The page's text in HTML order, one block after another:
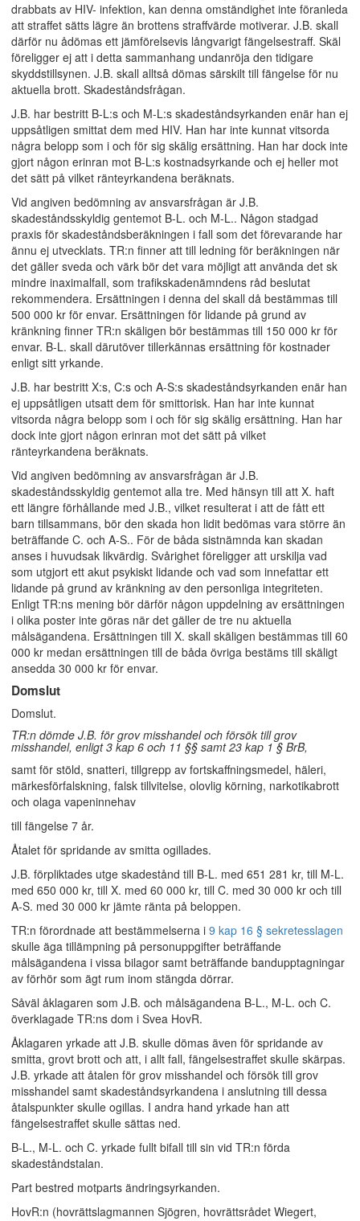
drabbats av HIV- infektion, kan denna omständighet inte föranleda
att straffet sätts lägre än brottens straffvärde motiverar. J.B. skall
därför nu ådömas ett jämförelsevis långvarigt fängelsestraff. Skäl
föreligger ej att i detta sammanhang undanröja den tidigare
skyddstillsynen. J.B. skall alltså dömas särskilt till fängelse för nu
aktuella brott. Skadeståndsfrågan.
J.B. har bestritt B-L:s och M-L:s skadeståndsyrkanden enär han ej
uppsåtligen smittat dem med HIV. Han har inte kunnat vitsorda
några belopp som i och för sig skälig ersättning. Han har dock inte
gjort någon erinran mot B-L:s kostnadsyrkande och ej heller mot
det sätt på vilket ränteyrkandena beräknats.
Vid angiven bedömning av ansvarsfrågan är J.B.
skadeståndsskyldig gentemot B-L. och M-L.. Någon stadgad
praxis för skadeståndsberäkningen i fall som det förevarande har
ännu ej utvecklats. TR:n finner att till ledning för beräkningen när
det gäller sveda och värk bör det vara möjligt att använda det sk
mindre inaximalfall, som trafikskadenämndens råd beslutat
rekommendera. Ersättningen i denna del skall då bestämmas till
500 000 kr för envar. Ersättningen för lidande på grund av
kränkning finner TR:n skäligen bör bestämmas till 150 000 kr för
envar. B-L. skall därutöver tillerkännas ersättning för kostnader
enligt sitt yrkande.
J.B. har bestritt X:s, C:s och A-S:s skadeståndsyrkanden enär han
ej uppsåtligen utsatt dem för smittorisk. Han har inte kunnat
vitsorda några belopp som i och för sig skälig ersättning. Han har
dock inte gjort någon erinran mot det sätt på vilket
ränteyrkandena beräknats.
Vid angiven bedömning av ansvarsfrågan är J.B.
skadeståndsskyldig gentemot alla tre. Med hänsyn till att X. haft
ett längre förhållande med J.B., vilket resulterat i att de fått ett
barn tillsammans, bör den skada hon lidit bedömas vara större än
beträffande C. och A-S.. För de båda sistnämnda kan skadan
anses i huvudsak likvärdig. Svårighet föreligger att urskilja vad
som utgjort ett akut psykiskt lidande och vad som innefattar ett
lidande på grund av kränkning av den personliga integriteten.
Enligt TR:ns mening bör därför någon uppdelning av ersättningen
i olika poster inte göras när det gäller de tre nu aktuella
målsägandena. Ersättningen till X. skall skäligen bestämmas till 60
000 kr medan ersättningen till de båda övriga bestäms till skäligt
ansedda 30 000 kr för envar.
Domslut
Domslut.
TR:n dömde J.B. för grov misshandel och försök till grov
misshandel, enligt 3 kap 6 och 11 §§ samt 23 kap 1 § BrB,
samt för stöld, snatteri, tillgrepp av fortskaffningsmedel, häleri,
märkesförfalskning, falsk tillvitelse, olovlig körning, narkotikabrott
och olaga vapeninnehav
till fängelse 7 år.
Åtalet för spridande av smitta ogillades.
J.B. förpliktades utge skadestånd till B-L. med 651 281 kr, till M-L.
med 650 000 kr, till X. med 60 000 kr, till C. med 30 000 kr och till
A-S. med 30 000 kr jämte ränta på beloppen.
TR:n förordnade att bestämmelserna i 9 kap 16 § sekretesslagen
skulle äga tillämpning på personuppgifter beträffande
målsägandena i vissa bilagor samt beträffande bandupptagningar
av förhör som ägt rum inom stängda dörrar.
Såväl åklagaren som J.B. och målsägandena B-L., M-L. och C.
överklagade TR:ns dom i Svea HovR.
Åklagaren yrkade att J.B. skulle dömas även för spridande av
smitta, grovt brott och att, i allt fall, fängelsestraffet skulle skärpas.
J.B. yrkade att åtalen för grov misshandel och försök till grov
misshandel samt skadeståndsyrkandena i anslutning till dessa
åtalspunkter skulle ogillas. I andra hand yrkade han att
fängelsestraffet skulle sättas ned.
B-L., M-L. och C. yrkade fullt bifall till sin vid TR:n förda
skadeståndstalan.
Part bestred motparts ändringsyrkanden.
HovR:n (hovrättslagmannen Sjögren, hovrättsrådet Wiegert,